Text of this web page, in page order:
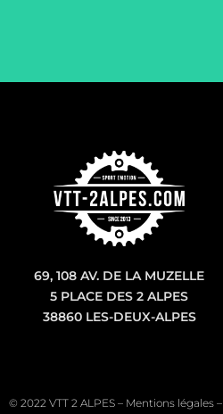
69, 108 AV. DE LA MUZELLE
5 PLACE DES 2 ALPES
38860 LES-DEUX-ALPES
© 2022 VTT 2 ALPES – Mentions légales –